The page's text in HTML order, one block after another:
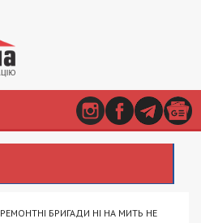
РЕМОНТНІ БРИГАДИ НІ НА МИТЬ НЕ